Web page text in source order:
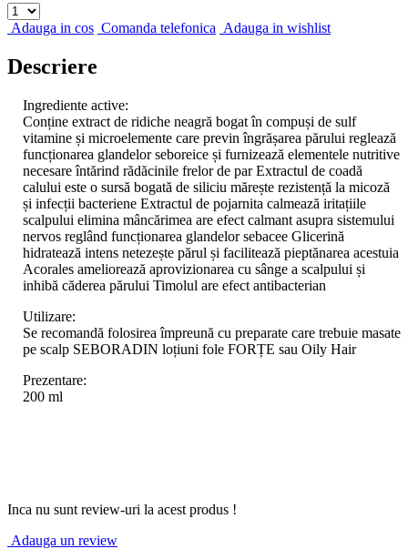
Adauga in cos Comanda telefonica Adauga in wishlist
Descriere
Ingrediente active:
Conține extract de ridiche neagră bogat în compuși de sulf
vitamine și microelemente care previn îngrășarea părului reglează
funcționarea glandelor seboreice și furnizează elementele nutritive
necesare întărind rădăcinile frelor de par Extractul de coadă
calului este o sursă bogată de siliciu mărește rezistență la micoză
și infecții bacteriene Extractul de pojarnita calmează iritațiile
scalpului elimina mâncărimea are efect calmant asupra sistemului
nervos reglând funcționarea glandelor sebacee Glicerină
hidratează intens netezește părul și facilitează pieptănarea acestuia
Acorales ameliorează aprovizionarea cu sânge a scalpului și
inhibă căderea părului Timolul are efect antibacterian
Utilizare:
Se recomandă folosirea împreună cu preparate care trebuie masate
pe scalp SEBORADIN loțiuni fole FORȚE sau Oily Hair
Prezentare:
200 ml
Inca nu sunt review-uri la acest produs !
Adauga un review